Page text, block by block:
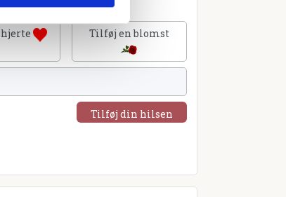
Tilføj en blomst
Tilføj din hilsen